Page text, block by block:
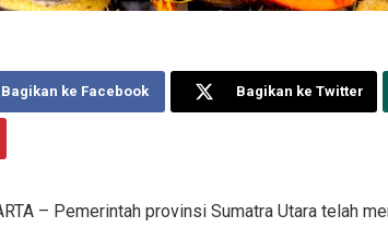
Bagikan ke Facebook Bagikan ke Twitter
– Pemerintah provinsi Sumatra Utara telah